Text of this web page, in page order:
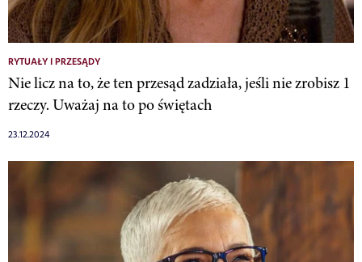
RYTUAŁY I PRZESĄDY
Nie licz na to, że ten przesąd zadziała, jeśli nie zrobisz 1
rzeczy. Uważaj na to po świętach
23.12.2024